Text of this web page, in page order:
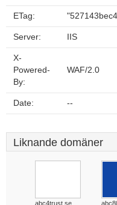
ETag:
Server: IIS
X-
Powered-
By:
WAF/2.0
Date: --
Liknande domäner
abc4trust.se